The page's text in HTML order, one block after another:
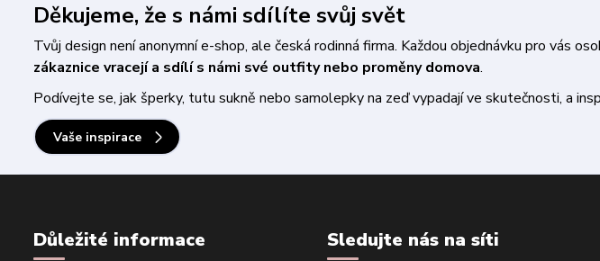
Děkujeme, že s námi sdílíte svůj svět
Tvůj design není anonymní e-shop, ale česká rodinná firma. Každou objednávku pro vás
zákaznice vracejí a sdílí s námi své outfity nebo proměny domova.
Podívejte se, jak šperky, tutu sukně nebo samolepky na zeď vypadají ve skutečnosti, a
Vaše inspirace
Důležité informace Sledujte nás na síti